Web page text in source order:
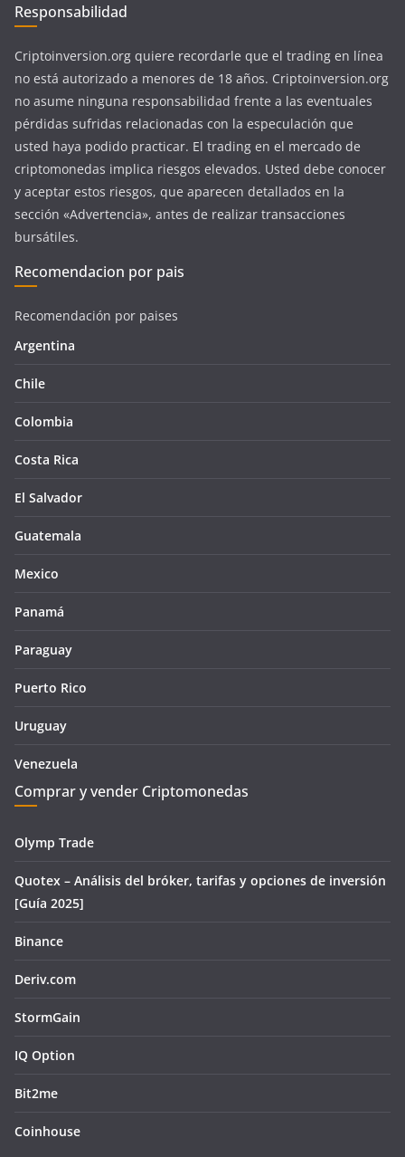
Responsabilidad
Criptoinversion.org quiere recordarle que el trading en línea
no está autorizado a menores de 18 años. Criptoinversion.org
no asume ninguna responsabilidad frente a las eventuales
pérdidas sufridas relacionadas con la especulación que
usted haya podido practicar. El trading en el mercado de
criptomonedas implica riesgos elevados. Usted debe conocer
y aceptar estos riesgos, que aparecen detallados en la
sección «Advertencia», antes de realizar transacciones
bursátiles.
Recomendacion por pais
Recomendación por paises
Argentina
Chile
Colombia
Costa Rica
El Salvador
Guatemala
Mexico
Panamá
Paraguay
Puerto Rico
Uruguay
Venezuela
Comprar y vender Criptomonedas
Olymp Trade
Quotex – Análisis del bróker, tarifas y opciones de inversión
[Guía 2025]
Binance
Deriv.com
StormGain
IQ Option
Bit2me
Coinhouse